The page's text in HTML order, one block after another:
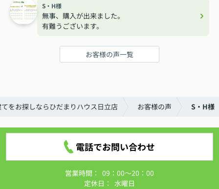
S・H様
無事、購入が出来ました。
有難うございます。
お客様の声一覧
をお探しならひだまりハウス日立店 お客様の声 S・H様
電話でお問い合わせ
営業時間： 09：00～20：00
定休日： 水曜日